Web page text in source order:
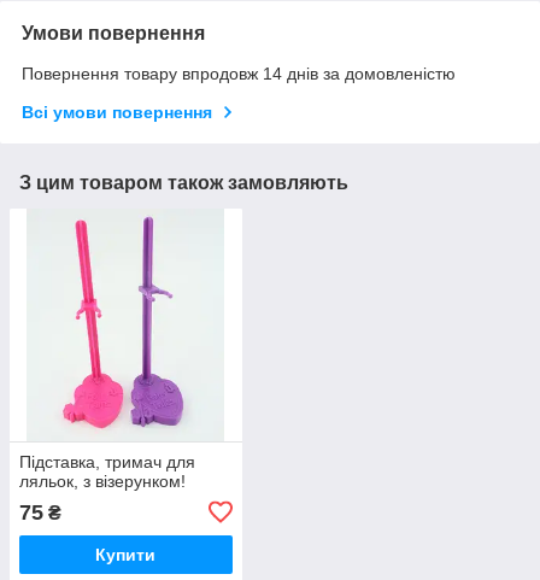
Умови повернення
Повернення товару впродовж 14 днів за домовленістю
Всі умови повернення
З цим товаром також замовляють
Підставка, тримач для
ляльок, з візерунком!
75 ₴
Купити